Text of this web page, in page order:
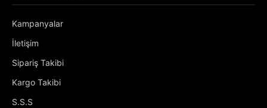
Kampanyalar
İletişim
Sipariş Takibi
Kargo Takibi
S.S.S